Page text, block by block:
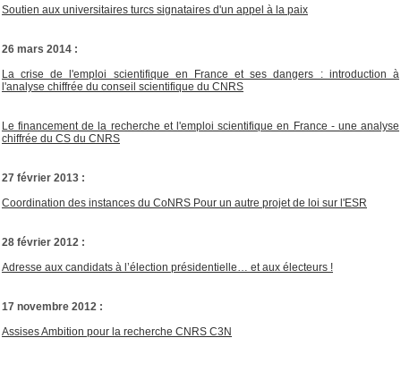
Soutien aux universitaires turcs signataires d'un appel à la paix
26 mars 2014 :
La crise de l'emploi scientifique en France et ses dangers : introduction à
l'analyse chiffrée du conseil scientifique du CNRS
Le financement de la recherche et l'emploi scientifique en France - une analyse
chiffrée du CS du CNRS
27 février 2013 :
Coordination des instances du CoNRS Pour un autre projet de loi sur l'ESR
28 février 2012 :
Adresse aux candidats à l’élection présidentielle… et aux électeurs !
17 novembre 2012 :
Assises Ambition pour la recherche CNRS C3N